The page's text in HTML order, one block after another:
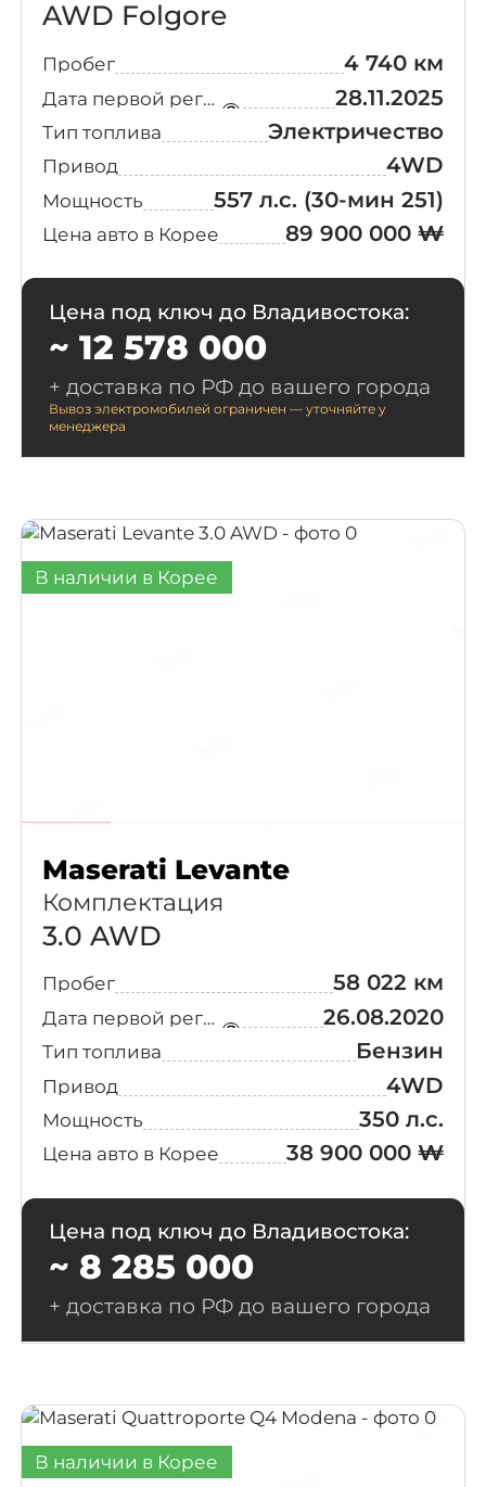
AWD Folgore
Пробег 4 740 км
Дата первой регистрации 28.11.2025
Тип топлива Электричество
Привод 4WD
Мощность 557 л.с. (30-мин 251)
Цена авто в Корее 89 900 000 ₩
Цена под ключ до Владивостока:
~ 12 578 000
+ доставка по РФ до вашего города
Вывоз электромобилей ограничен — уточняйте у
менеджера
В наличии в Корее
Maserati Levante
Комплектация
3.0 AWD
Пробег 58 022 км
Дата первой регистрации 26.08.2020
Тип топлива Бензин
Привод 4WD
Мощность 350 л.с.
Цена авто в Корее 38 900 000 ₩
Цена под ключ до Владивостока:
~ 8 285 000
+ доставка по РФ до вашего города
В наличии в Корее